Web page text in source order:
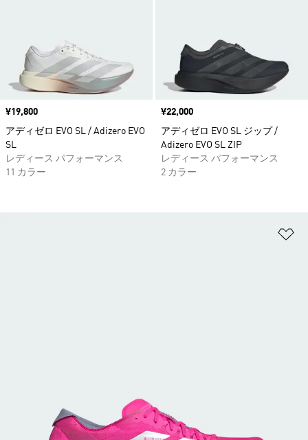
価格
¥19,800
アディゼロ EVO SL / Adizero EVO
SL
レディース パフォーマンス
11 カラー
価格
¥22,000
アディゼロ EVO SL ジップ /
Adizero EVO SL ZIP
レディース パフォーマンス
2 カラー